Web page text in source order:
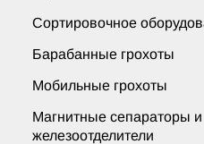
Сортировочное
Барабанные грохоты
Мобильные грохоты
Магнитные сепараторы и
железоотделители